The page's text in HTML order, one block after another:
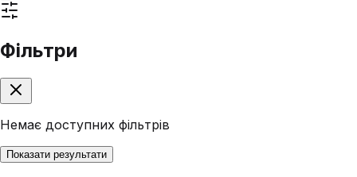
Фільтри
Немає доступних фільтрів
Показати результати